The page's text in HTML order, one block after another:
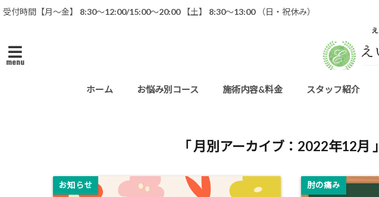
受付時間【月〜金】 8:30～12:00/15:00〜20:00 【土】 8:30〜13:00 （日・祝休み）
menu
ホーム お悩み別コース 施術内容&料金 スタッフ紹介
「 月別アーカイブ：2022年12月
お知らせ 肘の痛み